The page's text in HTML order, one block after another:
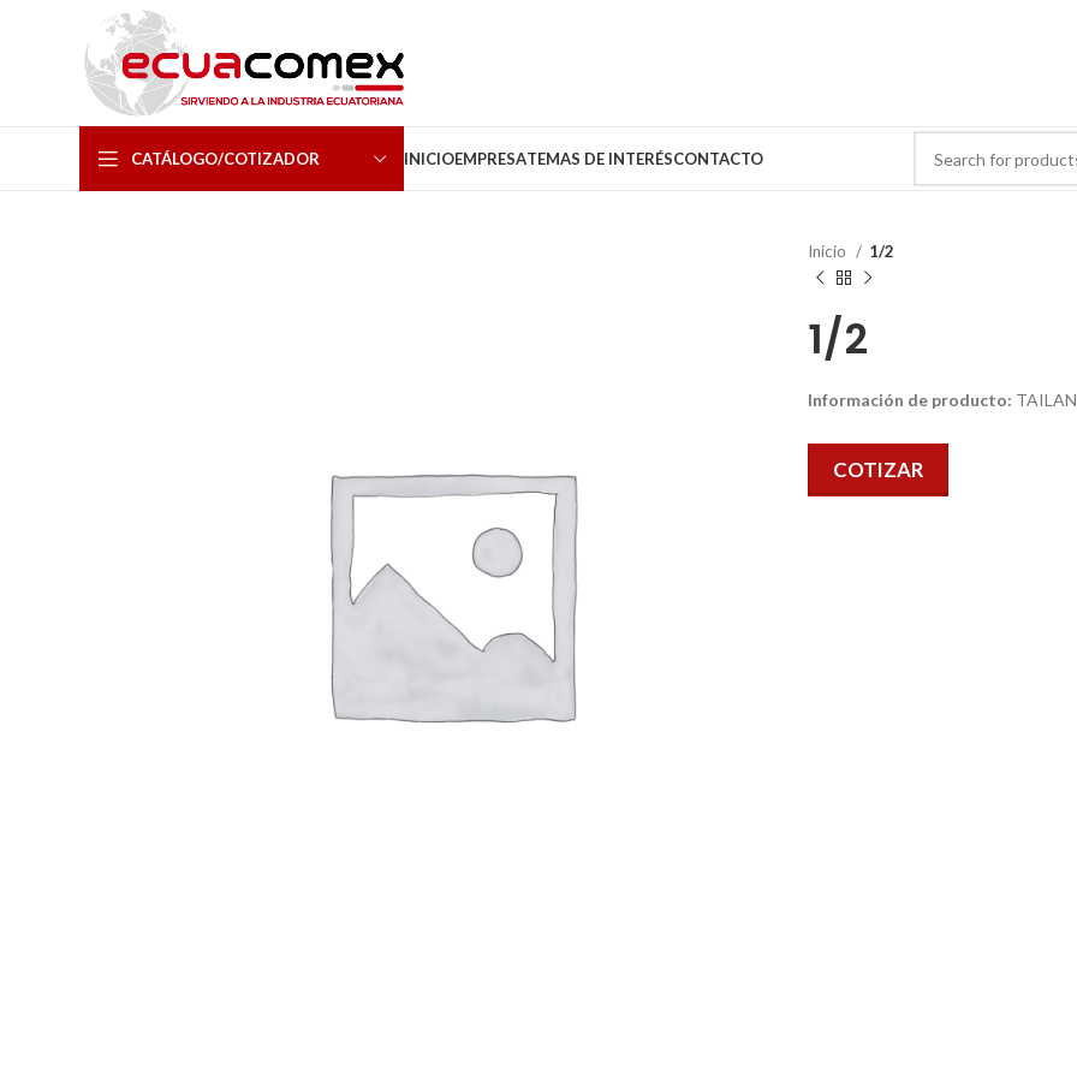
CATÁLOGO/COTIZADOR INICIOEMPRESATEMAS DE INTERÉSCONTACTO
Inicio 1/2
1/2
Información de producto:
COTIZAR